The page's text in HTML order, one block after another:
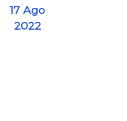
17 Ago
2022